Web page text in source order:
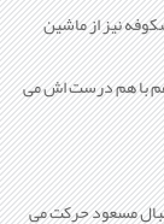
نيز از ماشين
با هم درست اش می
مسعود حرکت می